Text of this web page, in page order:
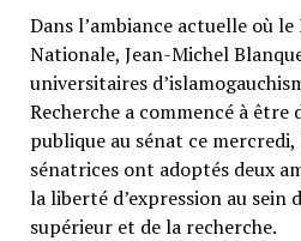
Dans l’ambiance actuelle où
Nationale, Jean-Michel
universitaires
Recherche a commencé à être
publique au sénat ce
sénatrices ont adoptés deux
la liberté d’expression au sein
supérieur et de la recherche.